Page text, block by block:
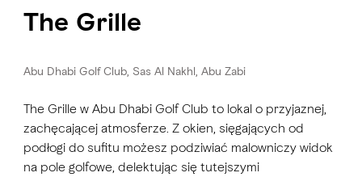
The Grille
Abu Dhabi Golf Club, Sas Al Nakhl, Abu Zabi
The Grille w Abu Dhabi Golf Club to lokal o przyjaznej,
zachęcającej atmosferze. Z okien, sięgających od
podłogi do sufitu możesz podziwiać malowniczy widok
na pole golfowe, delektując się tutejszymi